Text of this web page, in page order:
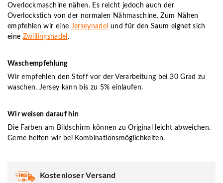
Overlockmaschine nähen. Es reicht jedoch auch der
Overlockstich von der normalen Nähmaschine. Zum Nähen
empfehlen wir eine Jerseynadel
und für den Saum eignet sich
eine Zwillingsnadel .
Waschempfehlung
Wir empfehlen den Stoff vor der Verarbeitung bei 30 Grad zu
waschen. Jersey kann bis zu 5% einlaufen.
Wir weisen darauf hin
Die Farben am Bildschirm können zu Original leicht abweichen.
Gerne helfen wir bei Kombinationsmöglichkeiten.
Kostenloser Versand